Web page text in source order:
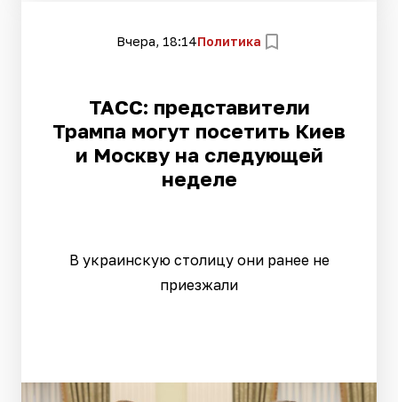
Вчера, 18:14Политика
ТАСС: представители
Трампа могут посетить Киев
и Москву на следующей
неделе
В украинскую столицу они ранее не
приезжали